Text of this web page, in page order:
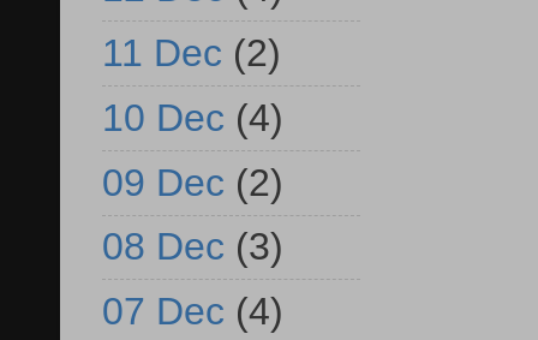
11 Dec (2)
10 Dec (4)
09 Dec (2)
08 Dec (3)
07 Dec (4)